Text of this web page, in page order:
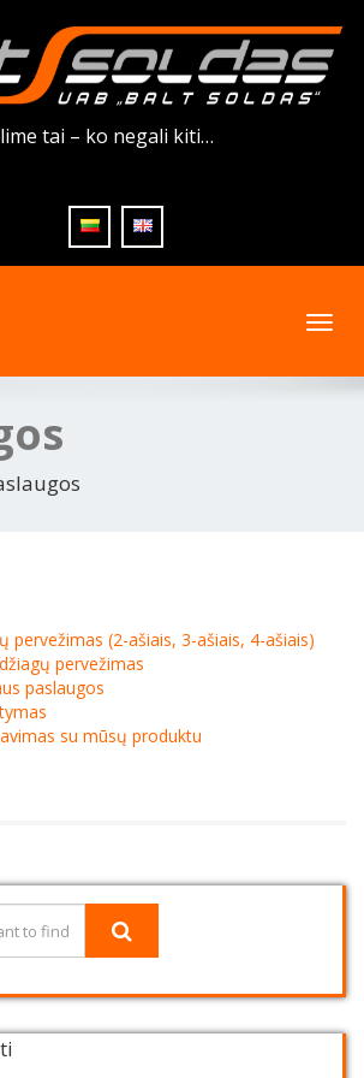
tai – ko negali kiti…
pervežimas (2-ašiais, 3-ašiais, 4-ašiais)
pervežimas
paslaugos
su mūsų produktu